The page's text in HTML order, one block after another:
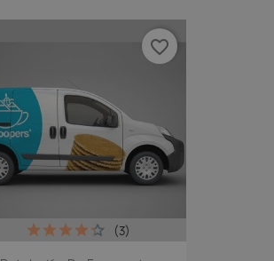
(3)
favorite_border